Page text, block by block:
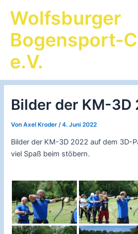
InhaltWolfsburger
Bogensport-
e.V.
Bilder der KM-3D
VonAxel Kroder /4. Juni 2022
Bilder der KM-3D 2022 auf dem 3D-
viel Spaß beim stöbern.